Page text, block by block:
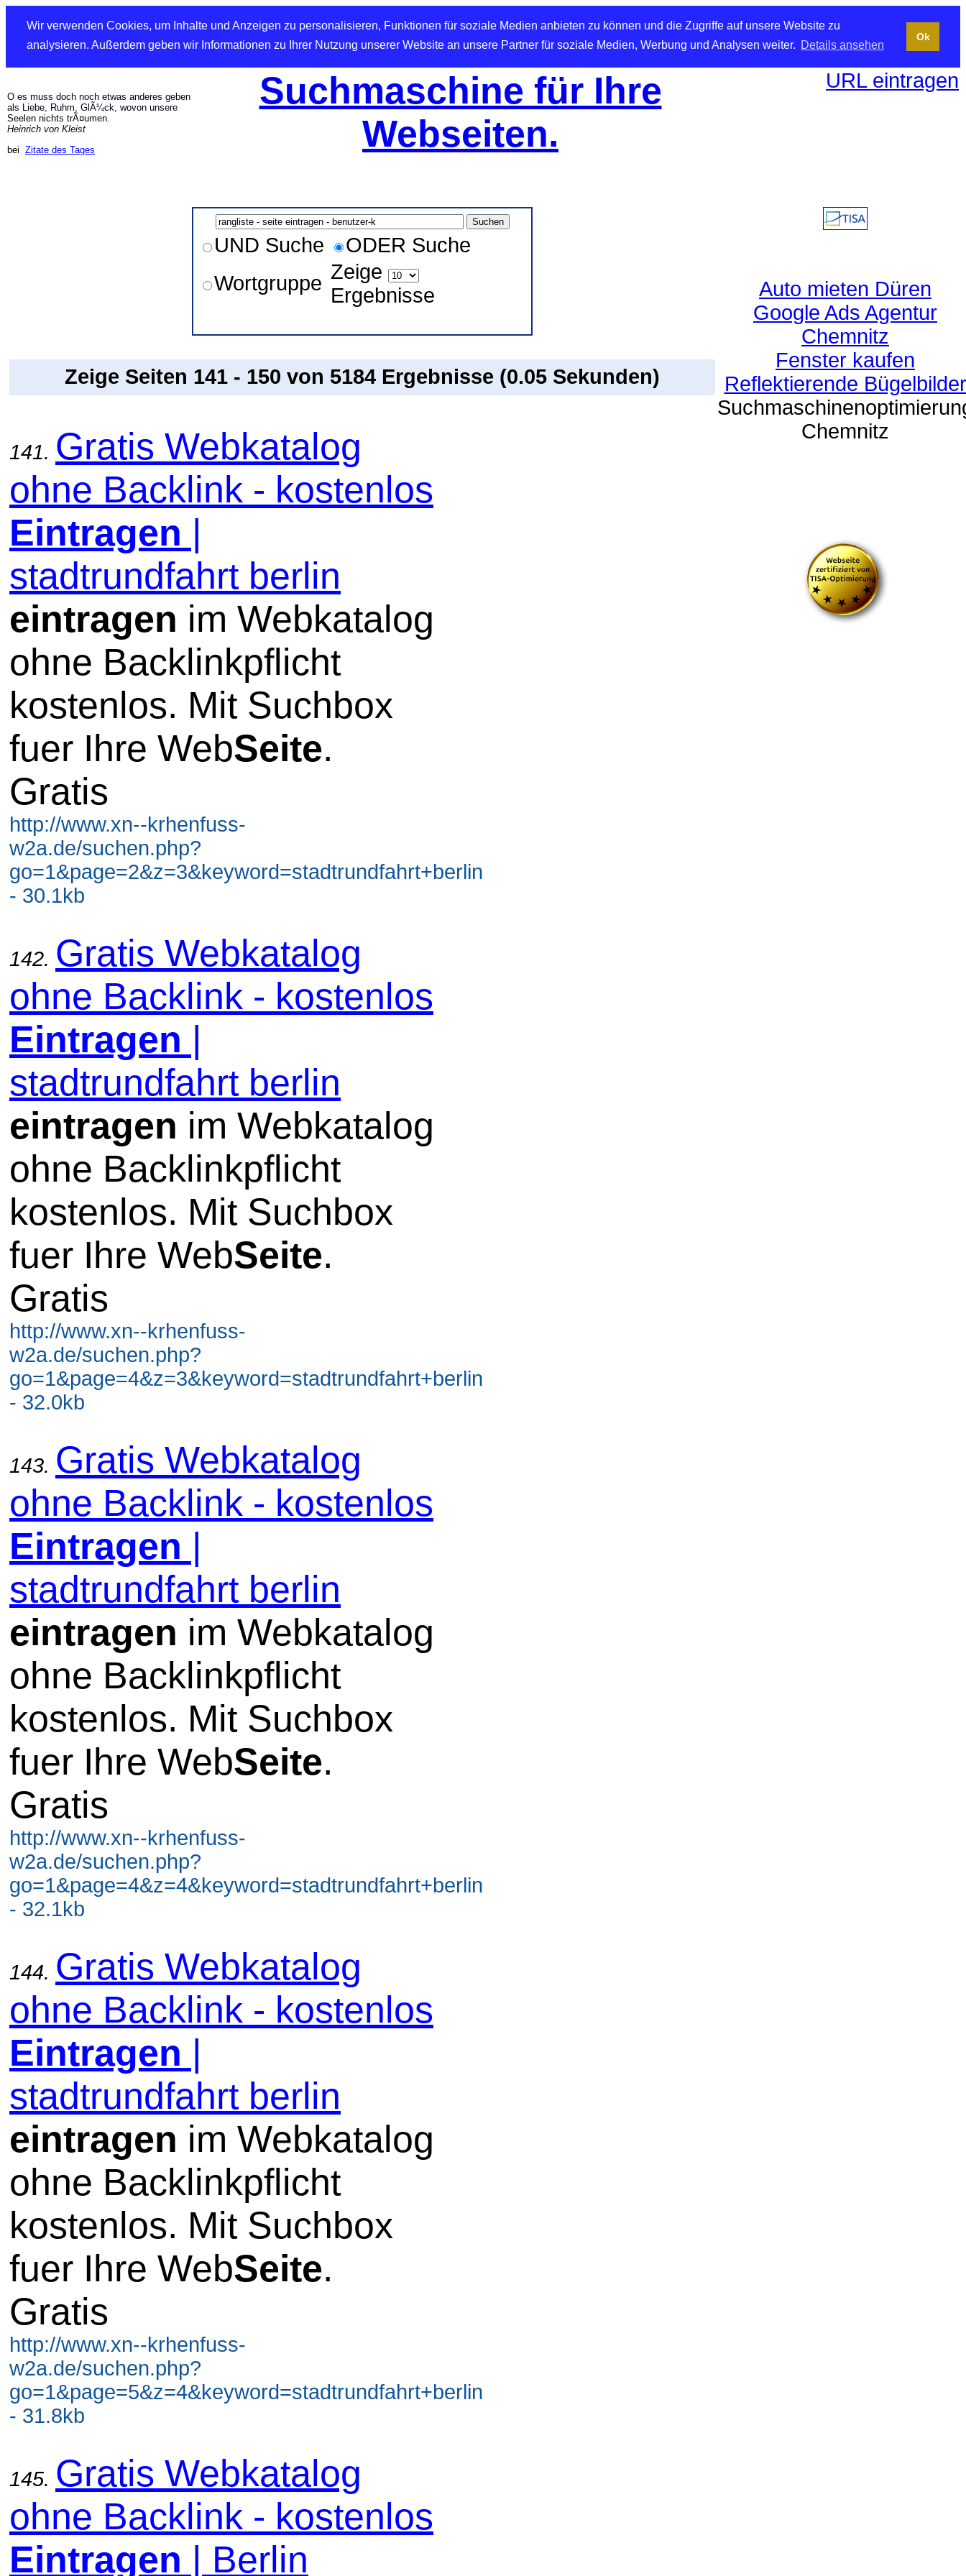
Wir verwenden Cookies, um Inhalte und Anzeigen zu personalisieren, Funktionen für soziale Medien anbieten zu können und die Zugriffe auf unsere Website zu
analysieren. Außerdem geben wir Informationen zu Ihrer Nutzung unserer Website an unsere Partner für soziale Medien, Werbung und Analysen weiter. Details ansehen
Ok
O es muss doch noch etwas anderes geben
als Liebe, Ruhm, GlÃ¼ck, wovon unsere
Seelen nichts trÃ¤umen.
Heinrich von Kleist
bei Zitate des Tages
Suchmaschine für Ihre
Webseiten.
URL eintragen
UND Suche
ODER Suche
Wortgruppe Zeige
Ergebnisse
Zeige Seiten 141 - 150 von 5184 Ergebnisse (0.05 Sekunden)
141. Gratis Webkatalog
ohne Backlink - kostenlos
Eintragen |
stadtrundfahrt berlin
eintragen im Webkatalog
ohne Backlinkpflicht
kostenlos. Mit Suchbox
fuer Ihre WebSeite.
Gratis
http://www.xn--krhenfuss-
w2a.de/suchen.php?
go=1&page=2&z=3&keyword=stadtrundfahrt+berlin
- 30.1kb
142. Gratis Webkatalog
ohne Backlink - kostenlos
Eintragen |
stadtrundfahrt berlin
eintragen im Webkatalog
ohne Backlinkpflicht
kostenlos. Mit Suchbox
fuer Ihre WebSeite.
Gratis
http://www.xn--krhenfuss-
w2a.de/suchen.php?
go=1&page=4&z=3&keyword=stadtrundfahrt+berlin
- 32.0kb
143. Gratis Webkatalog
ohne Backlink - kostenlos
Eintragen |
stadtrundfahrt berlin
eintragen im Webkatalog
ohne Backlinkpflicht
kostenlos. Mit Suchbox
fuer Ihre WebSeite.
Gratis
http://www.xn--krhenfuss-
w2a.de/suchen.php?
go=1&page=4&z=4&keyword=stadtrundfahrt+berlin
- 32.1kb
144. Gratis Webkatalog
ohne Backlink - kostenlos
Eintragen |
stadtrundfahrt berlin
eintragen im Webkatalog
ohne Backlinkpflicht
kostenlos. Mit Suchbox
fuer Ihre WebSeite.
Gratis
http://www.xn--krhenfuss-
w2a.de/suchen.php?
go=1&page=5&z=4&keyword=stadtrundfahrt+berlin
- 31.8kb
145. Gratis Webkatalog
ohne Backlink - kostenlos
Eintragen | Berlin
Auto mieten Düren
Google Ads Agentur
Chemnitz
Fenster kaufen
Reflektierende Bügelbilder
Chemnitz